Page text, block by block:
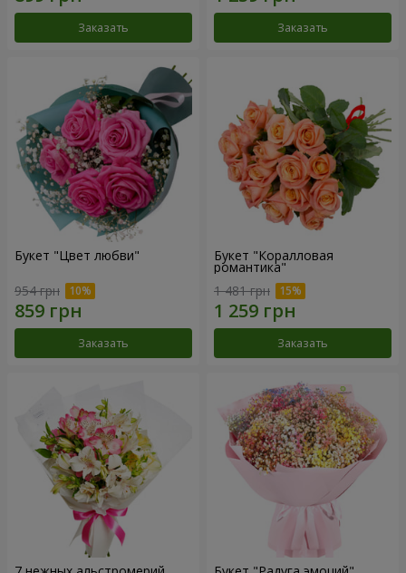
Заказать Заказать
Букет "Цвет любви"
954 грн
Заказать
Букет "Коралловая
романтика"
1 481 грн
Заказать